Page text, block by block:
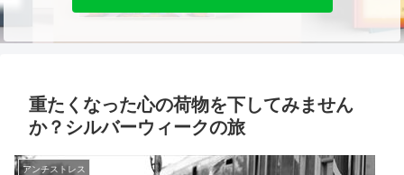
重たくなった心の荷物を下してみません
か？シルバーウィークの旅
アンチストレス